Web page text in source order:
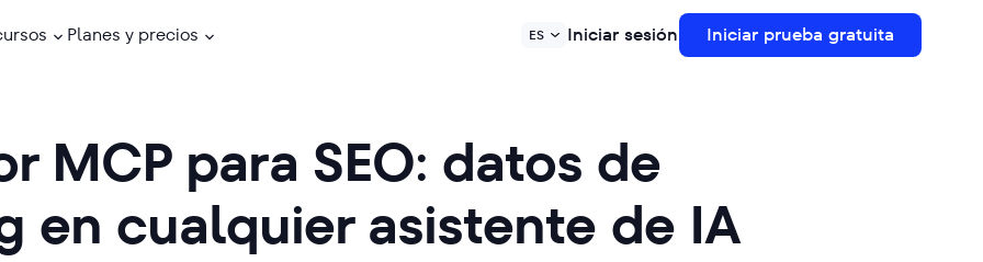
Planes y precios ES Iniciar sesión Iniciar prueba gratuita
MCP para SEO: datos de
en cualquier asistente de IA